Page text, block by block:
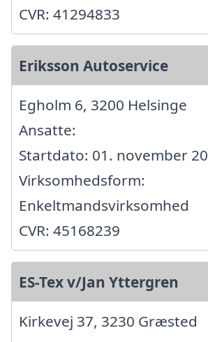
CVR: 41294833
Eriksson Autoservice
Egholm 6, 3200 Helsinge
Ansatte:
Startdato: 01. november
Virksomhedsform:
Enkeltmandsvirksomhed
CVR: 45168239
ES-Tex v/Jan Yttergren
Kirkevej 37, 3230 Græsted